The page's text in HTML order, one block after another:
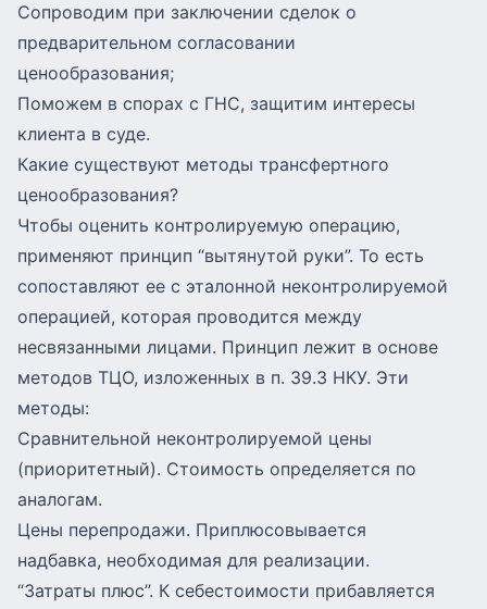
Сопроводим при заключении сделок о
предварительном согласовании
ценообразования;
Поможем в спорах с ГНС, защитим интересы
клиента в суде.
Какие существуют методы трансфертного
ценообразования?
Чтобы оценить контролируемую операцию,
применяют принцип “вытянутой руки”. То есть
сопоставляют ее с эталонной неконтролируемой
операцией, которая проводится между
несвязанными лицами. Принцип лежит в основе
методов ТЦО, изложенных в п. 39.3 НКУ. Эти
методы:
Сравнительной неконтролируемой цены
(приоритетный). Стоимость определяется по
аналогам.
Цены перепродажи. Приплюсовывается
надбавка, необходимая для реализации.
“Затраты плюс”. К себестоимости прибавляется